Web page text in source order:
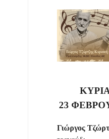
23
Γιώργος